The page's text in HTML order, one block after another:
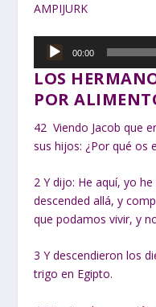
AMPIJURK
Reproductor
audio
00:00
LOS
POR
42 Viendo Jacob que
sus hijos: ¿Por qué os
2Y dijo: He aquí, yo
descended allá, y
que podamos vivir, y
3Y descendieron los
trigo en Egipto.